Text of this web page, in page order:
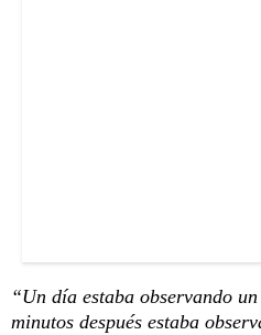
“Un día estaba observando
minutos después estaba